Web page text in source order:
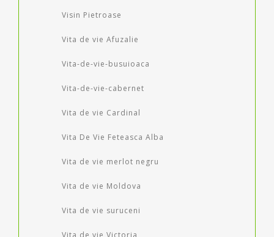
Visin Pietroase
Vita de vie Afuzalie
Vita-de-vie-busuioaca
Vita-de-vie-cabernet
Vita de vie Cardinal
Vita De Vie Feteasca Alba
Vita de vie merlot negru
Vita de vie Moldova
Vita de vie suruceni
Vita de vie Victoria